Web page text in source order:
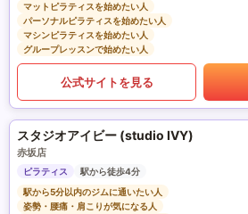
マットピラティスを始めたい人
パーソナルピラティスを始めたい人
マシンピラティスを始めたい人
グループレッスンで始めたい人
公式サイトを見る
スタジオアイビー (studio IVY)
赤坂店
ピラティス
駅から徒歩4分
駅から5分以内のジムに通いたい人
姿勢・腰痛・肩こりが気になる人